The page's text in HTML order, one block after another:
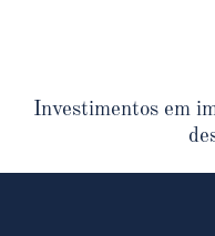
Investimentos em